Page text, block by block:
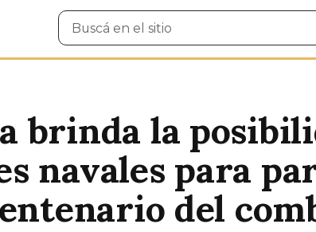
Buscar
en
brinda la
navales para
del